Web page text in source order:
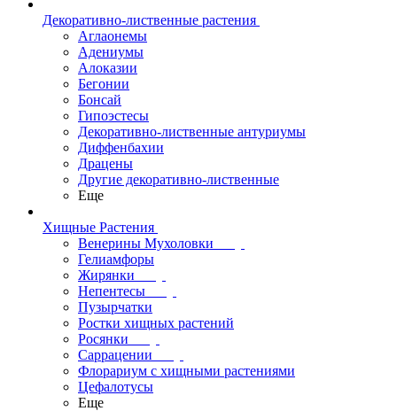
Декоративно-лиственные растения
Аглаонемы
Адениумы
Алоказии
Бегонии
Бонсай
Гипоэстесы
Декоративно-лиственные антуриумы
Диффенбахии
Драцены
Другие декоративно-лиственные
Еще
Хищные Растения
Венерины Мухоловки
Гелиамфоры
Жирянки
Непентесы
Пузырчатки
Ростки хищных растений
Росянки
Саррацении
Флорариум с хищными растениями
Цефалотусы
Еще